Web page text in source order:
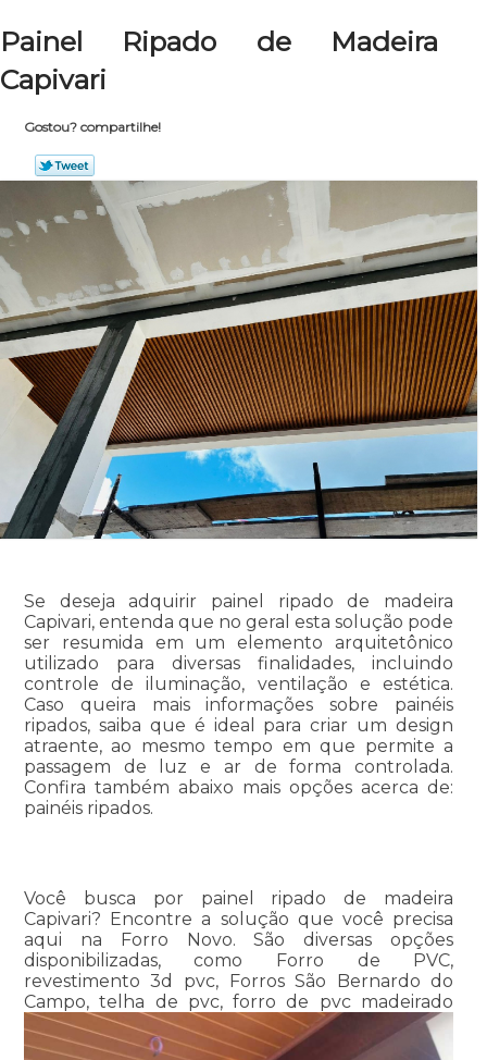
Painel Ripado de Madeira
Capivari
Gostou? compartilhe!
Se deseja adquirir painel ripado de madeira
Capivari, entenda que no geral esta solução pode
ser resumida em um elemento arquitetônico
utilizado para diversas finalidades, incluindo
controle de iluminação, ventilação e estética.
Caso queira mais informações sobre painéis
ripados, saiba que é ideal para criar um design
atraente, ao mesmo tempo em que permite a
passagem de luz e ar de forma controlada.
Confira também abaixo mais opções acerca de:
painéis ripados.
Você busca por painel ripado de madeira
Capivari? Encontre a solução que você precisa
aqui na Forro Novo. São diversas opções
disponibilizadas, como Forro de PVC,
revestimento 3d pvc, Forros São Bernardo do
Campo, telha de pvc, forro de pvc madeirado